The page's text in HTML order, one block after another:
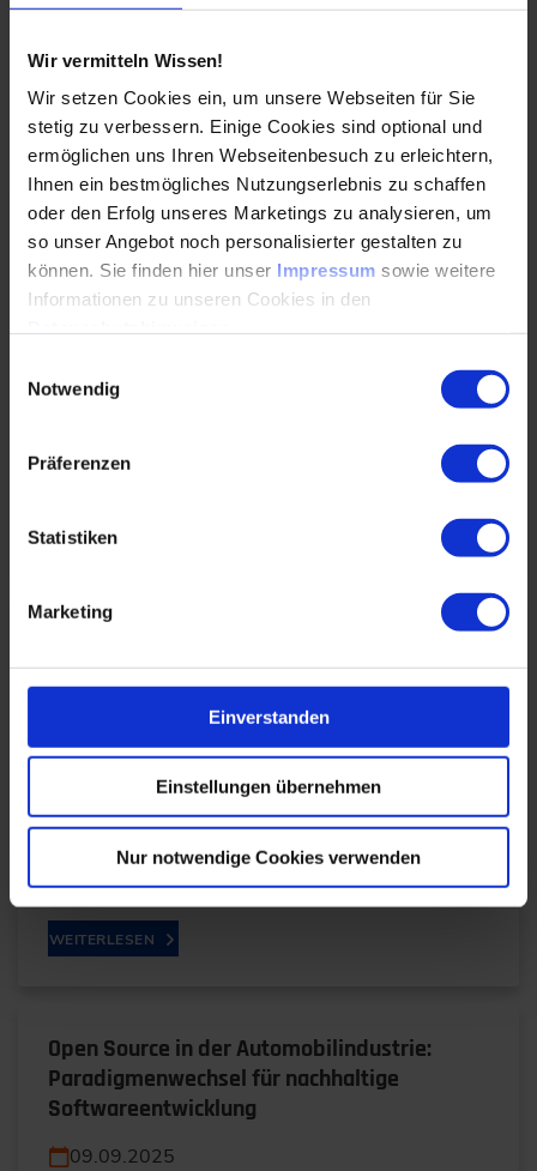
Wir vermitteln Wissen!
Wir setzen Cookies ein, um unsere Webseiten für Sie
stetig zu verbessern. Einige Cookies sind optional und
ermöglichen uns Ihren Webseitenbesuch zu erleichtern,
Ihnen ein bestmögliches Nutzungserlebnis zu schaffen
oder den Erfolg unseres Marketings zu analysieren, um
so unser Angebot noch personalisierter gestalten zu
können. Sie finden hier unser Impressum sowie weitere
Informationen zu unseren Cookies in den
Notwendig
Präferenzen
Statistiken
Marketing
Einverstanden
Einstellungen übernehmen
Nur notwendige Cookies verwenden
eines laufenden Seils mit seinen
Mit agiler Entwicklung und leistungsstarken
Technologien das Innovationstempo erhöhen
10.10.2025
Für Dr. Minea Schwenk (Bosch) prägen KI,
Konnektivität und Open Source die Zukunft des
intelligenteren,…
WEITERLESEN
Infotainment und Konnektivität im Fahrzeug
werden zum entscheidenden Kaufargument
Das Auto als digitaler Lebensraum: Poorab
Sarmah von Audi spricht über regionale
Unterschiede bei Infotainment, die Rolle von KI
und die entscheidende…
WEITERLESEN
Open Source in der Automobilindustrie:
Paradigmenwechsel für nachhaltige
Softwareentwicklung
09.09.2025